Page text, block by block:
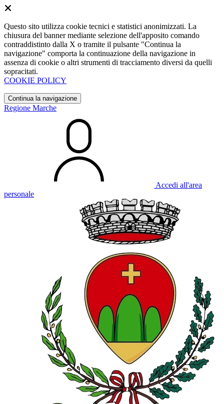
Questo sito utilizza cookie tecnici e statistici anonimizzati. La
chiusura del banner mediante selezione dell'apposito comando
contraddistinto dalla X o tramite il pulsante "Continua la
navigazione" comporta la continuazione della navigazione in
assenza di cookie o altri strumenti di tracciamento diversi da quelli
sopracitati.
COOKIE POLICY
Continua la navigazione
Regione Marche
Accedi all'area
personale